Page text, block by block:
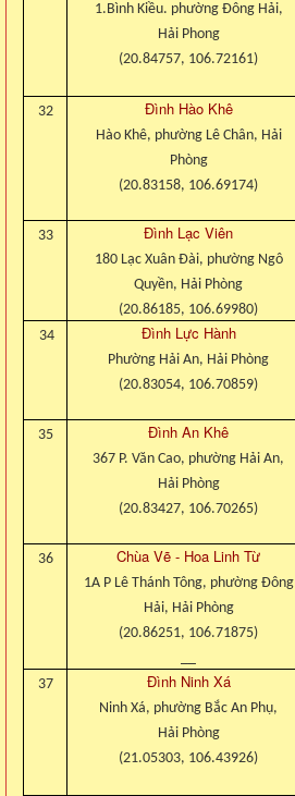
1.Bình Kiều. phường Đông Hải,
Hải Phong
(20.84757, 106.72161)
32
Đình Hào Khê
Hào Khê, phường Lê Chân, Hải
Phòng
(20.83158, 106.69174)
33 Đình Lạc Viên
180 Lạc Xuân Đài, phường Ngô
Quyền, Hải Phòng
(20.86185, 106.69980)
34 Đình Lực Hành
Phường Hải An, Hải Phòng
(20.83054, 106.70859)
35 Đình An Khê
367 P. Văn Cao, phường Hải An,
Hải Phòng
(20.83427, 106.70265)
36 Chùa Vẽ - Hoa Linh Từ
1A P Lê Thánh Tông, phường Đông
Hải, Hải Phòng
(20.86251, 106.71875)
37
Đình Ninh Xá
Ninh Xá, phường Bắc An Phụ,
Hải Phòng
(21.05303, 106.43926)